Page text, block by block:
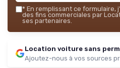
* En remplissant ce formulaire,
des fins commerciales par
ses partenaires.
Location voiture sans
Ajoutez-nous à vos sources